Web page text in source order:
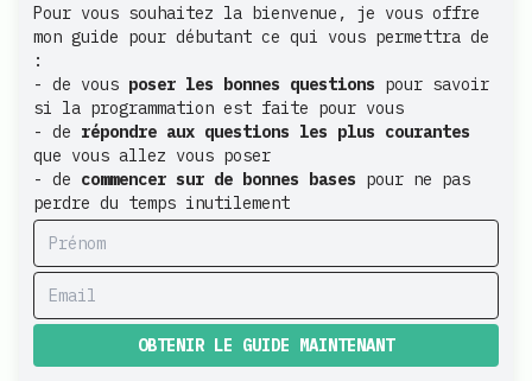
Bienvenue sur Apprendre la programmation
Si vous êtes nouveau ici, vous voudrez
sans doute lire mon livre qui
Pour vous souhaitez la bienvenue, je vous offre
mon guide pour débutant ce qui vous permettra de
:
- de vous poser les bonnes questions pour savoir
si la programmation est faite pour vous
- de répondre aux questions les plus courantes
que vous allez vous poser
- de commencer sur de bonnes bases pour ne pas
perdre du temps inutilement
OBTENIR LE GUIDE MAINTENANT